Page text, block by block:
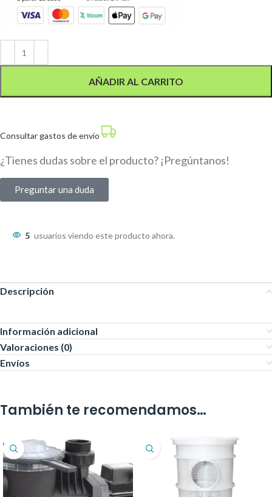
AÑADIR AL CARRITO
Consultar gastos de envío
¿Tienes dudas sobre el producto? ¡Pregúntanos!
Preguntar una duda
5 usuarios viendo este producto ahora.
Descripción
Información adicional
Valoraciones (0)
Envíos
También te recomendamos…